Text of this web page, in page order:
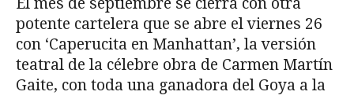
potente cartelera que se abre el viernes 26
con ‘Caperucita en Manhattan’, la versión
teatral de la célebre obra de Carmen Martín
Gaite, con toda una ganadora del Goya a la